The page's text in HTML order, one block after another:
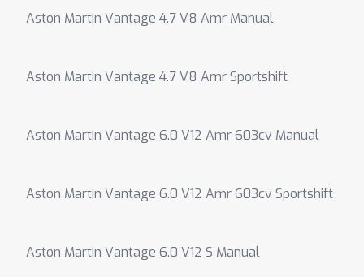
Aston Martin Vantage 4.7 V8 Amr Manual
Aston Martin Vantage 4.7 V8 Amr Sportshift
Aston Martin Vantage 6.0 V12 Amr 603cv Manual
Aston Martin Vantage 6.0 V12 Amr 603cv Sportshift
Aston Martin Vantage 6.0 V12 S Manual